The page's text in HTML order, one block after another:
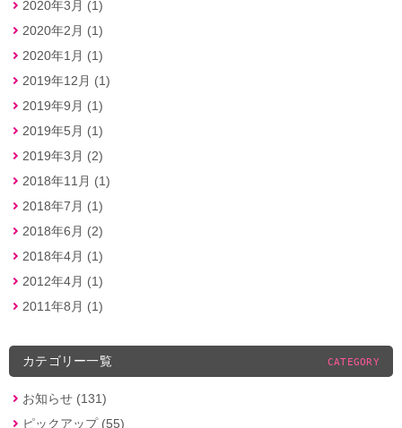
2020年3月 (1)
2020年2月 (1)
2020年1月 (1)
2019年12月 (1)
2019年9月 (1)
2019年5月 (1)
2019年3月 (2)
2018年11月 (1)
2018年7月 (1)
2018年6月 (2)
2018年4月 (1)
2012年4月 (1)
2011年8月 (1)
カテゴリー一覧 CATEGORY
お知らせ (131)
ピックアップ (55)